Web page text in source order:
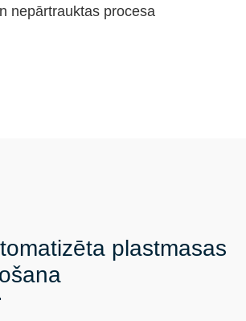
nepārtrauktas procesa
plastmasas